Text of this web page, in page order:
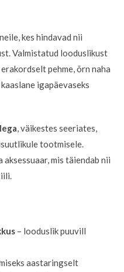
kes hindavad nii
Valmistatud looduslikust
pehme, õrn naha
igapäevaseks
, väikestes seeriates,
tootmisele.
mis täiendab nii
– looduslik puuvill
aastaringselt